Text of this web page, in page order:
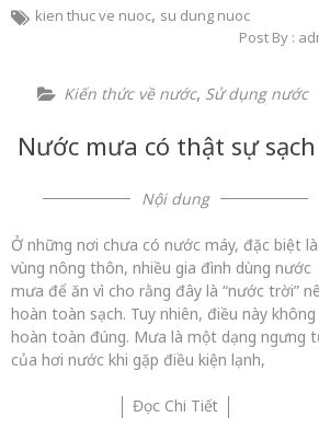
kien thuc ve nuoc, su dung nuoc
Post By :
Kiến thức về nước, Sử dụng nước
Nước mưa có thật sự sạch
Nội dung
Ở những nơi chưa có nước máy, đặc biệt
vùng nông thôn, nhiều gia đình dùng nước
mưa để ăn vì cho rằng đây là “nước trời”
hoàn toàn sạch. Tuy nhiên, điều này không
hoàn toàn đúng. Mưa là một dạng ngưng
của hơi nước khi gặp điều kiện lạnh,
Đọc Chi Tiết